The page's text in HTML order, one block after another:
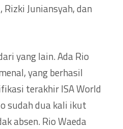
Juniansyah, dan
yang lain. Ada Rio
yang berhasil
terakhir ISA World
sudah dua kali ikut
absen. Rio Waeda